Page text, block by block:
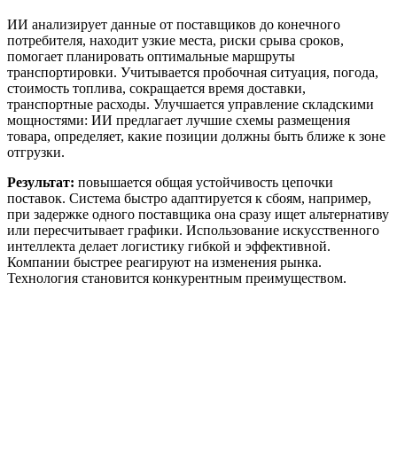
ИИ анализирует данные от поставщиков до конечного
потребителя, находит узкие места, риски срыва сроков,
помогает планировать оптимальные маршруты
транспортировки. Учитывается пробочная ситуация, погода,
стоимость топлива, сокращается время доставки,
транспортные расходы. Улучшается управление складскими
мощностями: ИИ предлагает лучшие схемы размещения
товара, определяет, какие позиции должны быть ближе к зоне
отгрузки.
Результат: повышается общая устойчивость цепочки
поставок. Система быстро адаптируется к сбоям, например,
при задержке одного поставщика она сразу ищет альтернативу
или пересчитывает графики. Использование искусственного
интеллекта делает логистику гибкой и эффективной.
Компании быстрее реагируют на изменения рынка.
Технология становится конкурентным преимуществом.